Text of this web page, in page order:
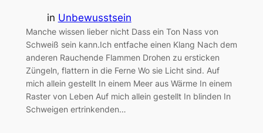
in Unbewusstsein
Manche wissen lieber nicht Dass ein Ton Nass von
Schweiß sein kann.Ich entfache einen Klang Nach dem
anderen Rauchende Flammen Drohen zu ersticken
Züngeln, flattern in die Ferne Wo sie Licht sind. Auf
mich allein gestellt In einem Meer aus Wärme In einem
Raster von Leben Auf mich allein gestellt In blinden In
Schweigen ertrinkenden…